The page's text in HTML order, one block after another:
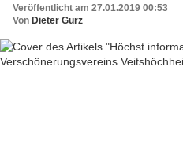
Veröffentlicht am 27.01.2019 00:53
Von Dieter Gürz